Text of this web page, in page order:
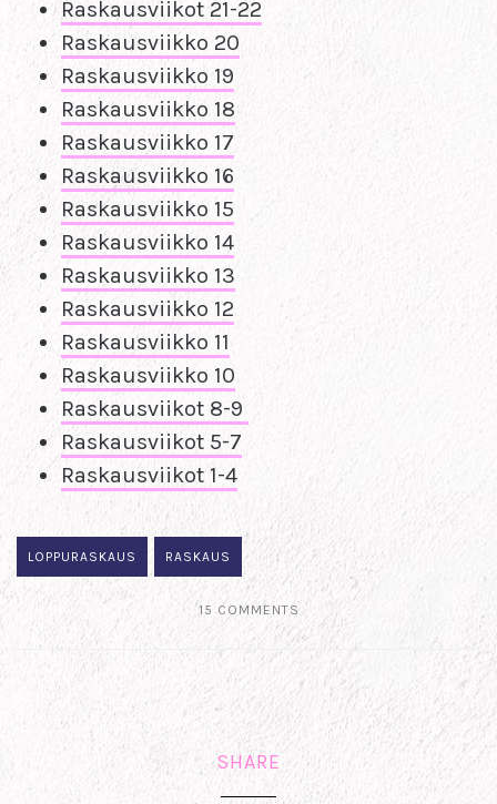
Raskausviikot 21-22
Raskausviikko 20
Raskausviikko 19
Raskausviikko 18
Raskausviikko 17
Raskausviikko 16
Raskausviikko 15
Raskausviikko 14
Raskausviikko 13
Raskausviikko 12
Raskausviikko 11
Raskausviikko 10
Raskausviikot 8-9
Raskausviikot 5-7
Raskausviikot 1-4
LOPPURASKAUS RASKAUS
15 COMMENTS
SHARE